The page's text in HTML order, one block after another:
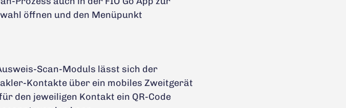
öffnen und den Menüpunkt
Scan-Moduls lässt sich der
Kontakte über ein mobiles Zweitgerät
den jeweiligen Kontakt ein QR-Code